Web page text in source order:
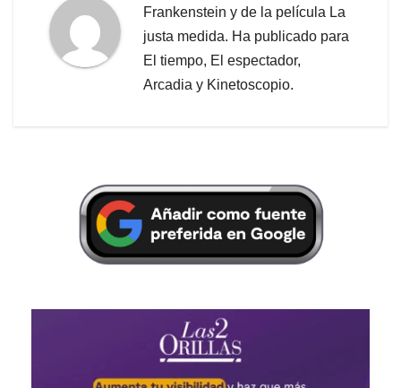
Frankenstein y de la película La
justa medida. Ha publicado para
El tiempo, El espectador,
Arcadia y Kinetoscopio.